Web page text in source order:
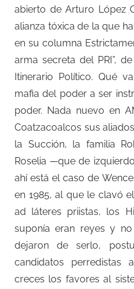
abierto de Arturo López
alianza tóxica de la que
en su columna
arma secreta del PRI”,
Itinerario Político. Qué
mafia del poder a ser
poder. Nada nuevo en
Coatzacoalcos sus
la Succión, la familia
Roselia —que de
ahí está el caso de
en 1985, al que le clavó
ad láteres priistas, los
suponía eran reyes y
dejaron de serlo,
candidatos
creces los favores al